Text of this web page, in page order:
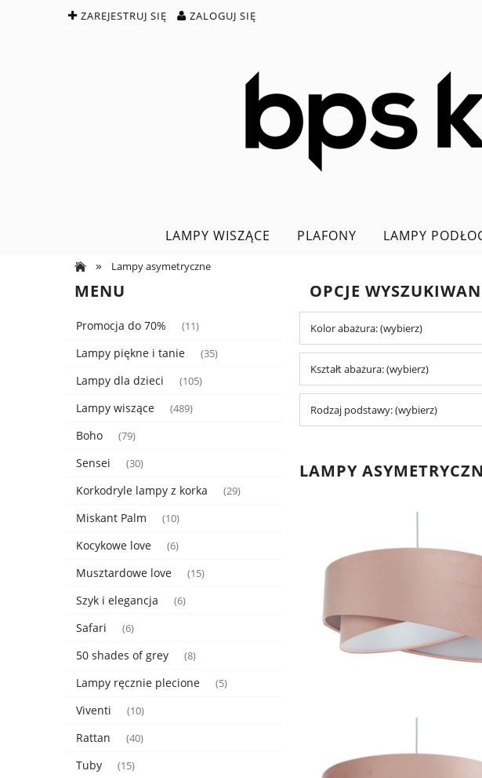
ZAREJESTRUJ SIĘ ZALOGUJ SIĘ
LAMPY WISZĄCE PLAFONY LAMPY
» Lampy asymetryczne
MENU
Promocja do 70% (11)
Lampy piękne i tanie (35)
Lampy dla dzieci (105)
Lampy wiszące (489)
Boho (79)
Sensei (30)
Korkodryle lampy z korka (29)
Miskant Palm (10)
Kocykowe love (6)
Musztardowe love (15)
Szyk i elegancja (6)
Safari (6)
50 shades of grey (8)
Lampy ręcznie plecione (5)
Viventi (10)
Rattan (40)
Tuby (15)
OPCJE
Kolor abażura: (wybierz)
Kształt abażura: (wybierz)
Rodzaj podstawy: (wybierz)
LAMPY